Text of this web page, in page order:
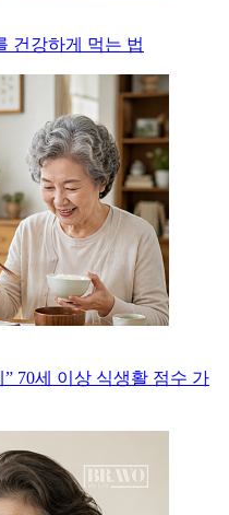
건강하게 먹는 법
70세 이상 식생활 점수 가